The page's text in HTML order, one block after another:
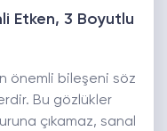
Etken, 3 Boyutlu
önemli bileşeni söz
Bu gözlükler
çıkamaz, sanal